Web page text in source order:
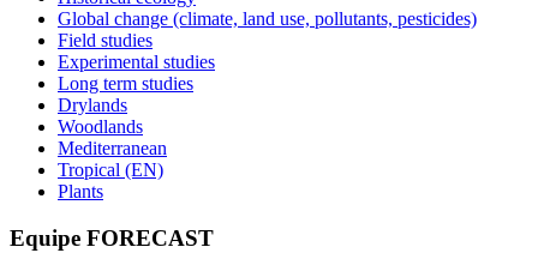
Global change (climate, land use, pollutants, pesticides)
Field studies
Experimental studies
Long term studies
Drylands
Woodlands
Mediterranean
Tropical (EN)
Plants
Equipe FORECAST